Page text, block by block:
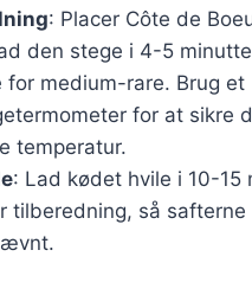
: Placer Côte de
den stege i 4-5
for medium-rare. Brug et
for at sikre
temperatur.
: Lad kødet hvile i 10-15
tilberedning, så safterne